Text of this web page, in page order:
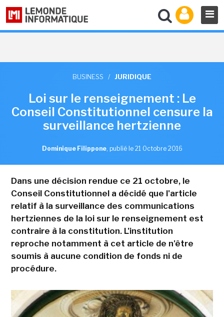
BUSINESS / JURIDIQUE
Loi sur le renseignement : Le
Conseil Constitutionnel censure la
surveillance hertzienne
Dominique Filippone, publié le 21 Octobre 2016
Dans une décision rendue ce 21 octobre, le
Conseil Constitutionnel a décidé que l'article
relatif à la surveillance des communications
hertziennes de la loi sur le renseignement est
contraire à la constitution. L'institution
reproche notamment à cet article de n'être
soumis à aucune condition de fonds ni de
procédure.